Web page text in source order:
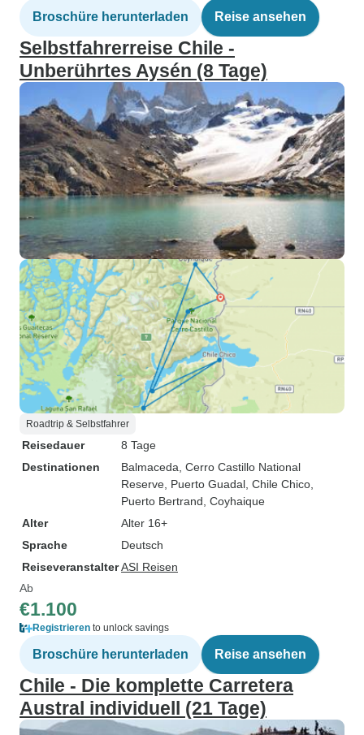
Broschüre herunterladen Reise ansehen
Selbstfahrerreise Chile -
Unberührtes Aysén (8 Tage)
Roadtrip & Selbstfahrer
Reisedauer
8 Tage
Destinationen
Balmaceda , Cerro Castillo National
Reserve , Puerto Guadal , Chile Chico
Puerto Bertrand , Coyhaique
Alter
Alter 16+
Sprache
Deutsch
ReiseveranstalterASI Reisen
Ab
€1.100
Registrieren to unlock savings
Broschüre herunterladen Reise ansehen
Chile - Die komplette Carretera
Austral individuell (21 Tage)